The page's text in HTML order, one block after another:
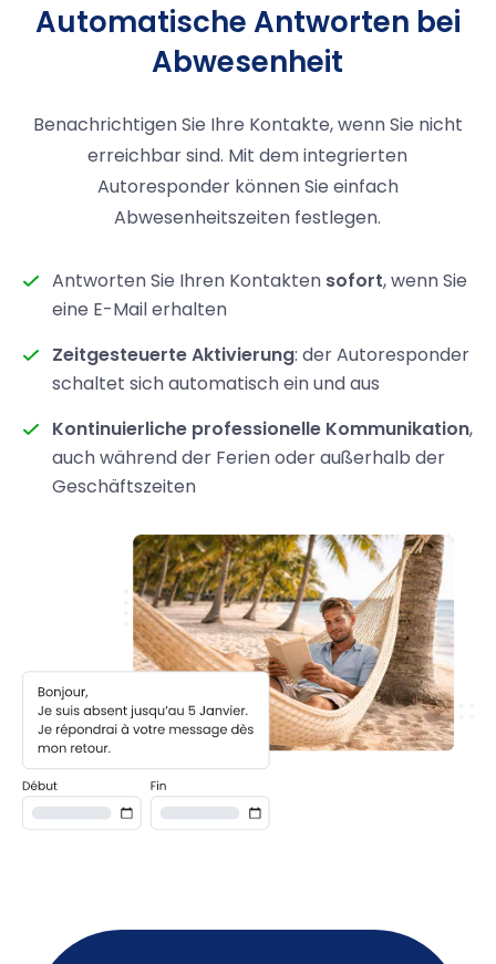
Automatische Antworten bei
Abwesenheit
Benachrichtigen Sie Ihre Kontakte, wenn Sie nicht
erreichbar sind. Mit dem integrierten
Autoresponder können Sie einfach
Abwesenheitszeiten festlegen.
Antworten Sie Ihren Kontakten sofort, wenn Sie
eine E-Mail erhalten
Zeitgesteuerte Aktivierung: der Autoresponder
schaltet sich automatisch ein und aus
Kontinuierliche professionelle Kommunikation,
auch während der Ferien oder außerhalb der
Geschäftszeiten